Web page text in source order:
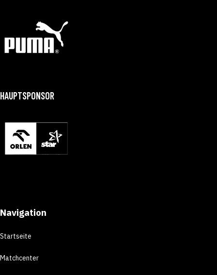
HAUPTSPONSOR
Navigation
Startseite
Matchcenter